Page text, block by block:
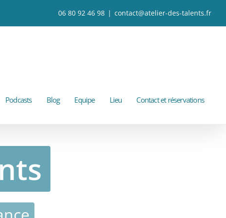
06 80 92 46 98 | contact@atelier-des-talents.fr
Podcasts Blog Equipe Lieu Contact et réservations